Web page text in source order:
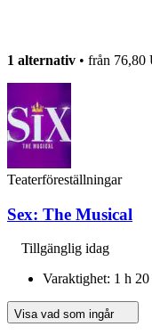
1 alternativ • från 76,80
Teaterföreställningar
Sex: The Musical
Tillgänglig idag
Varaktighet: 1 h
Visa vad som ingår